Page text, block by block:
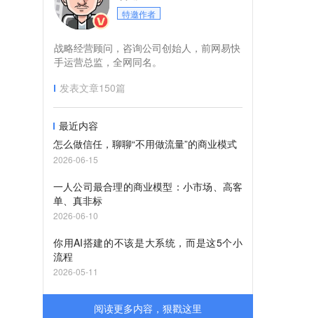
特邀作者
战略经营顾问，咨询公司创始人，前网易快
手运营总监，全网同名。
发表文章150篇
最近内容
怎么做信任，聊聊“不用做流量”的商业模式
2026-06-15
一人公司最合理的商业模型：小市场、高客
单、真非标
2026-06-10
你用AI搭建的不该是大系统，而是这5个小
流程
2026-05-11
阅读更多内容，狠戳这里